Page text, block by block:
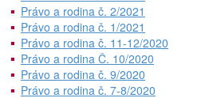
Právo a rodina č. 2/2021
Právo a rodina č. 1/2021
Právo a rodina č. 11-12/2020
Právo a rodina Č. 10/2020
Právo a rodina č. 9/2020
Právo a rodina č. 7-8/2020